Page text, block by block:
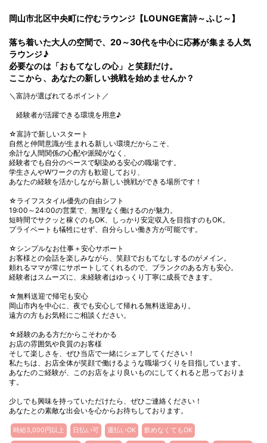
岡山市北区中央町に佇むラウンジ【LOUNGE富詩～ふじ～】
落ち着いた大人の空間で、20～30代を中心に応募が集まる人気
ラウンジ♪
必要なのは「おもてなしの心」と笑顔だけ。
ここから、あなたの新しい挑戦を始めませんか？
＼富詩が選ばれてるポイント／
経験者が活躍できる環境を用意♪
☆富詩で新しいスタート
自然と仲間意識が生まれる新しい環境だからこそ、
余計な人間関係の心配や派閥がなく、
経験者でも自分のペースで馴染める安心の職場です。
学生さんやWワークの方も歓迎しており、
あなたの経験を活かしながら新しい挑戦ができる場所です！
☆ライフスタイル優先の自由シフト
19:00～24:00の営業で、無理なく働けるのが魅力。
短時間でサクッと稼ぐのもOK、しっかり安定収入を目指すのもOK。
プライベートも犠牲にせず、自分らしい働き方が可能です。
☆シンプルなお仕事＋安心サポート
お客様との会話を楽しみながら、笑顔でおもてなしするのがメイン。
頼れるママが常にサポートしてくれるので、ブランクのある方も安心。
経験者はスムーズに、未経験者はゆっくり丁寧に成長できます。
☆無料送迎で帰宅も安心
岡山市内を中心に、夜でも安心して帰れる無料送迎あり。
遠方の方もお気軽にご相談ください。
☆経験のある方だからこそわかる
お店の雰囲気や良質のお客様
そして楽しさを、ぜひ当店で一緒にシェアしてください！
私たちは、お店全体が笑顔で働けるような職場づくりを目指しています。
あなたのご経験が、このお店をより良いものにしてくれると思っておりま
す。
少しでも興味を持っていただけたら、ぜひご連絡ください！
あなたとの素敵な出会いを心からお待ちしております。
時給3,000円以上 日払い可 週払いOK 飲めなくてもOK